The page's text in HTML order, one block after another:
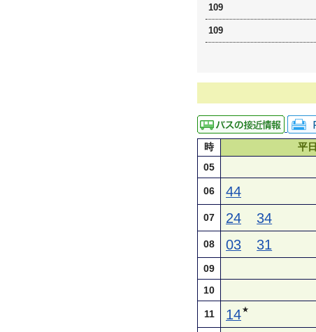
109
109
時 平日
05
06 44
07 24 34
08 03 31
09
10
11 14★